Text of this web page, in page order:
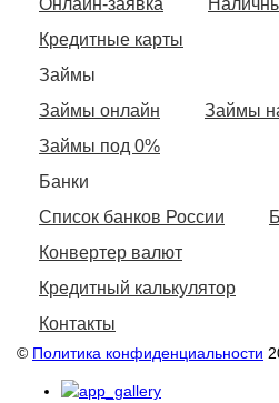
Онлайн-заявка
Кредитные карты
Займы
Займы онлайн
Займы
Займы под 0%
Банки
Список банков России
Конвертер валют
Кредитный калькулятор
Контакты
© Политика конфиденциальности